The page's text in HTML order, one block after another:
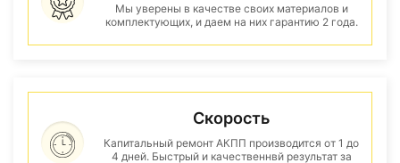
Мы уверены в качестве своих материалов и
комплектующих, и даем на них гарантию 2 года.
Скорость
Капитальный ремонт АКПП производится от 1 до
4 дней. Быстрый и качественнвй результат за